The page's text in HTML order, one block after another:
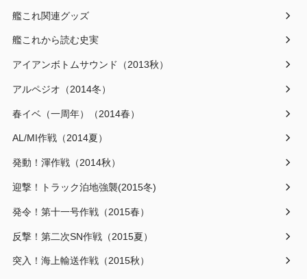
艦これ関連グッズ
艦これから読む史実
アイアンボトムサウンド（2013秋）
アルペジオ（2014冬）
春イベ（一周年）（2014春）
AL/MI作戦（2014夏）
発動！渾作戦（2014秋）
迎撃！トラック泊地強襲(2015冬)
発令！第十一号作戦（2015春）
反撃！第二次SN作戦（2015夏）
突入！海上輸送作戦（2015秋）